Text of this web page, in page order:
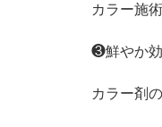
カラー施
❸鮮やか
カラー剤